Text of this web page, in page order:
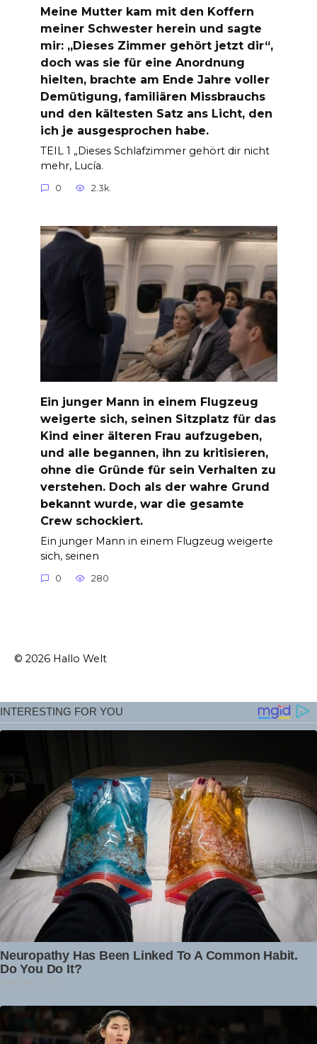
Meine Mutter kam mit den Koffern
meiner Schwester herein und sagte
mir: „Dieses Zimmer gehört jetzt dir“,
doch was sie für eine Anordnung
hielten, brachte am Ende Jahre voller
Demütigung, familiären Missbrauchs
und den kältesten Satz ans Licht, den
ich je ausgesprochen habe.
TEIL 1 „Dieses Schlafzimmer gehört dir nicht
mehr, Lucía.
0 2.3k.
Ein junger Mann in einem Flugzeug
weigerte sich, seinen Sitzplatz für das
Kind einer älteren Frau aufzugeben,
und alle begannen, ihn zu kritisieren,
ohne die Gründe für sein Verhalten zu
verstehen. Doch als der wahre Grund
bekannt wurde, war die gesamte
Crew schockiert.
Ein junger Mann in einem Flugzeug weigerte
sich, seinen
0 280
© 2026 Hallo Welt